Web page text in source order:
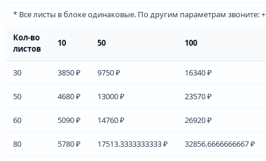
* Все листы в блоке одинаковые. По другим параметрам звоните:
Кол-во
листов
10 50 100
30 3850 ₽ 9750 ₽ 16340 ₽
50 4680 ₽ 13000 ₽ 23570 ₽
60 5090 ₽ 14760 ₽ 26920 ₽
80 5780 ₽ 17513.3333333333 ₽ 32856.6666666667 ₽